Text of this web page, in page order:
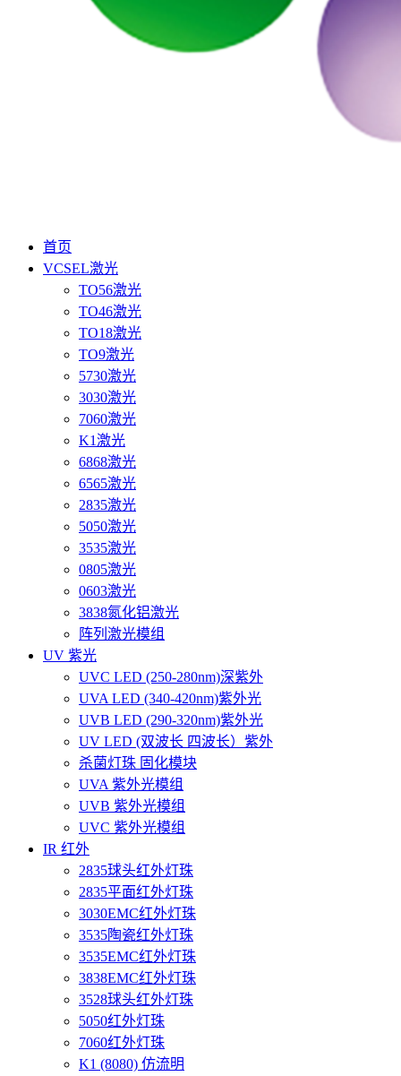
首页
VCSEL激光
TO56激光
TO46激光
TO18激光
TO9激光
5730激光
3030激光
7060激光
K1激光
6868激光
6565激光
2835激光
5050激光
3535激光
0805激光
0603激光
3838氮化铝激光
阵列激光模组
UV 紫光
UVC LED (250-280nm)深紫外
UVA LED (340-420nm)紫外光
UVB LED (290-320nm)紫外光
UV LED (双波长 四波长）紫外
杀菌灯珠 固化模块
UVA 紫外光模组
UVB 紫外光模组
UVC 紫外光模组
IR 红外
2835球头红外灯珠
2835平面红外灯珠
3030EMC红外灯珠
3535陶瓷红外灯珠
3535EMC红外灯珠
3838EMC红外灯珠
3528球头红外灯珠
5050红外灯珠
7060红外灯珠
K1 (8080) 仿流明